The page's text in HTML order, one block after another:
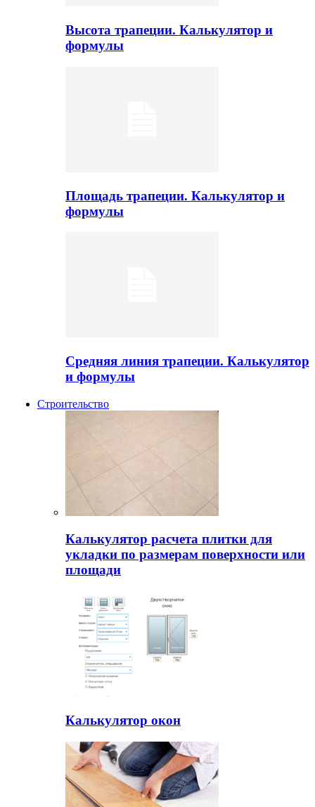
Высота трапеции. Калькулятор и
формулы
Площадь трапеции. Калькулятор и
формулы
Средняя линия трапеции. Калькулятор
и формулы
Строительство
Калькулятор расчета плитки для
укладки по размерам поверхности или
площади
Калькулятор окон